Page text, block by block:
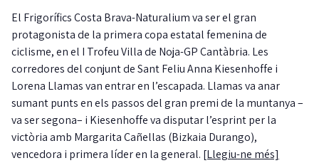
El Frigorífics Costa Brava-Naturalium va ser el gran
protagonista de la primera copa estatal femenina de
ciclisme, en el I Trofeu Villa de Noja-GP Cantàbria. Les
corredores del conjunt de Sant Feliu Anna Kiesenhoffe i
Lorena Llamas van entrar en l’escapada. Llamas va anar
sumant punts en els passos del gran premi de la muntanya –
va ser segona– i Kiesenhoffe va disputar l’esprint per la
victòria amb Margarita Cañellas (Bizkaia Durango),
vencedora i primera líder en la general. [Llegiu-ne més]